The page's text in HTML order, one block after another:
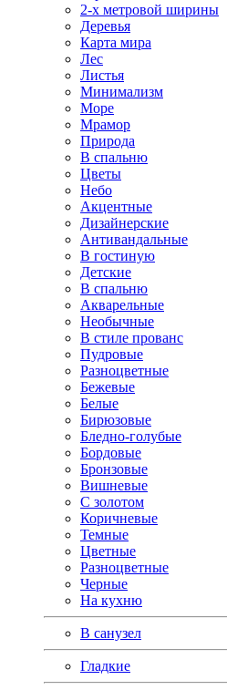
2-х метровой ширины
Деревья
Карта мира
Лес
Листья
Минимализм
Море
Мрамор
Природа
В спальню
Цветы
Небо
Акцентные
Дизайнерские
Антивандальные
В гостиную
Детские
В спальню
Акварельные
Необычные
В стиле прованс
Пудровые
Разноцветные
Бежевые
Белые
Бирюзовые
Бледно-голубые
Бордовые
Бронзовые
Вишневые
С золотом
Коричневые
Темные
Цветные
Разноцветные
Черные
На кухню
В санузел
Гладкие